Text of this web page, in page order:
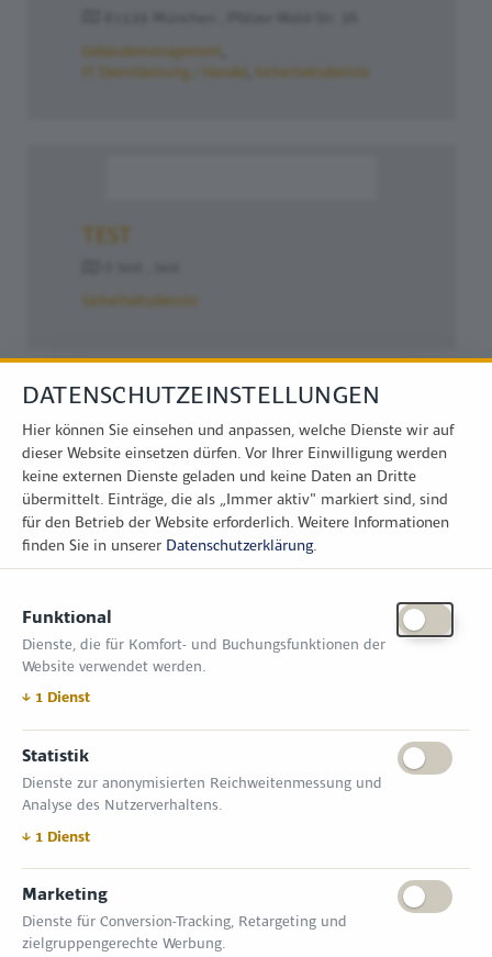
Gebäudemanagement
IT Dienstleistung / Handel
Sicherheitsdienste
TEST
Sicherheitsdienste
Zimper Media GmbH
Reinhardtstr. 31, 10117 Berlin
Tel.: +49 (0) 30 814 50 12 600
office@kommunal.de
ÖFFNUNGSZEITEN MESSE
18. November 2026 09:00 – 17:00 Uhr
19. November 2026 09:00 – 17:00 Uhr
VERANSTALTUNGSORT
Messe Erfurt GmbH
Gothaer Straße 34 | D-99094 Erfurt
INFORMATIONEN
DATENSCHUTZEINSTELLUNGEN
Hier können Sie einsehen und anpassen, welche Dienste wir auf
dieser Website einsetzen dürfen. Vor Ihrer Einwilligung werden
keine externen Dienste geladen und keine Daten an Dritte
übermittelt. Einträge, die als „Immer aktiv" markiert sind, sind
für den Betrieb der Website erforderlich. Weitere Informationen
finden Sie in unserer Datenschutzerklärung.
Funktional
Dienste, die für Komfort- und Buchungsfunktionen der
Website verwendet werden.
↓ 1 Dienst
Statistik
Dienste zur anonymisierten Reichweitenmessung und
Analyse des Nutzerverhaltens.
↓ 1 Dienst
Marketing
Dienste für Conversion-Tracking, Retargeting und
zielgruppengerechte Werbung.